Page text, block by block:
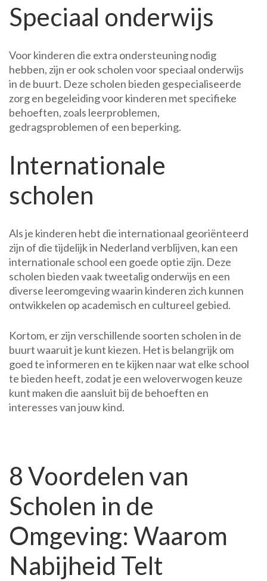
Speciaal onderwijs
Voor kinderen die extra ondersteuning nodig
hebben, zijn er ook scholen voor speciaal onderwijs
in de buurt. Deze scholen bieden gespecialiseerde
zorg en begeleiding voor kinderen met specifieke
behoeften, zoals leerproblemen,
gedragsproblemen of een beperking.
Internationale
scholen
Als je kinderen hebt die internationaal georiënteerd
zijn of die tijdelijk in Nederland verblijven, kan een
internationale school een goede optie zijn. Deze
scholen bieden vaak tweetalig onderwijs en een
diverse leeromgeving waarin kinderen zich kunnen
ontwikkelen op academisch en cultureel gebied.
Kortom, er zijn verschillende soorten scholen in de
buurt waaruit je kunt kiezen. Het is belangrijk om
goed te informeren en te kijken naar wat elke school
te bieden heeft, zodat je een weloverwogen keuze
kunt maken die aansluit bij de behoeften en
interesses van jouw kind.
8 Voordelen van
Scholen in de
Omgeving: Waarom
Nabijheid Telt